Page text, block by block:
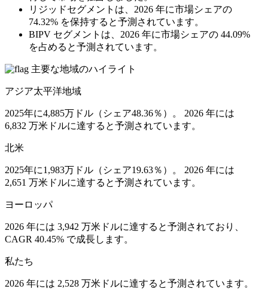
リジッドセグメントは、2026 年に市場シェアの
74.32% を保持すると予測されています。
BIPV セグメントは、2026 年に市場シェアの 44.09%
を占めると予測されています。
主要な地域のハイライト
アジア太平洋地域
2025年に4,885万ドル（シェア48.36％）。 2026 年には
6,832 万米ドルに達すると予測されています。
北米
2025年に1,983万ドル（シェア19.63％）。 2026 年には
2,651 万米ドルに達すると予測されています。
ヨーロッパ
2026 年には 3,942 万米ドルに達すると予測されており、
CAGR 40.45% で成長します。
私たち
2026 年には 2,528 万米ドルに達すると予測されています。